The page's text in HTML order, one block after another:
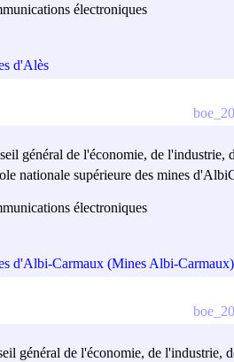
électroniques
d'Alès
général de l'économie, de l'industrie,
nationale supérieure des mines
électroniques
d'Albi-Carmaux (Mines Albi-Carmaux)
général de l'économie, de l'industrie,